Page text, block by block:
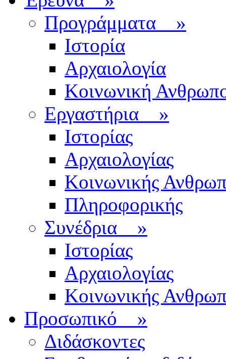
Προγράμματα »
Ιστορία
Αρχαιολογία
Κοινωνική
Εργαστήρια »
Ιστορίας
Αρχαιολογίας
Κοινωνικής
Πληροφορικής
Συνέδρια »
Ιστορίας
Αρχαιολογίας
Κοινωνικής
Προσωπικό »
Διδάσκοντες